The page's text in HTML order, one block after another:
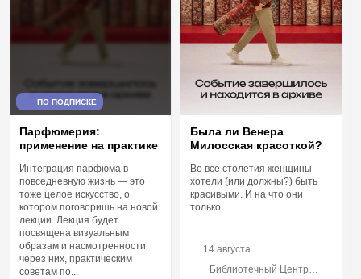
ПО ПОДПИСКЕ
Парфюмерия:
применение на практике
Интеграция парфюма в
повседневную жизнь — это
тоже целое искусство, о
котором поговоришь на новой
лекции. Лекция будет
посвящена визуальным
образам и насмотренности
через них, практическим
советам по...
Была ли Венера
Милосская красоткой?
Во все столетия женщины
хотели (или должны?) быть
красивыми. И на что они
только...
14 августа
Библиотечный Центр